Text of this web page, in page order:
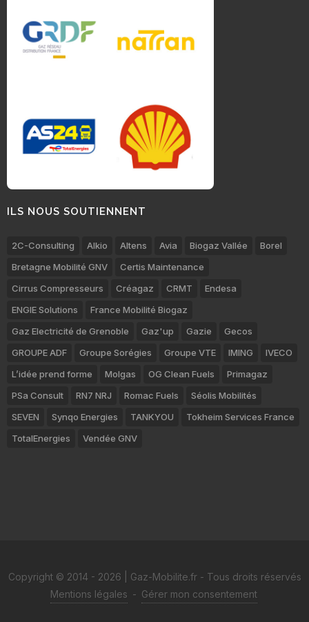
ILS NOUS SOUTIENNENT
2C-Consulting Alkio Altens Avia Biogaz Vallée
Borel
Bretagne Mobilité GNV
Certis Maintenance
Cirrus Compresseurs
Créagaz CRMT
Endesa
ENGIE Solutions
France Mobilité Biogaz
Gaz Electricité de Grenoble
Gaz'up Gazie
Gecos
GROUPE ADF
Groupe Sorégies Groupe VTE IMING
IVECO
L’idée prend forme
Molgas OG Clean Fuels
Primagaz
PSa Consult
RN7 NRJ Romac Fuels
Séolis Mobilités
SEVEN
Synqo Energies TANKYOU
Tokheim Services France
TotalEnergies
Vendée GNV
Copyright © 2014 - 2026 | Gaz-Mobilite.fr - Tous droits réservés
Mentions légales - Gérer mon consentement